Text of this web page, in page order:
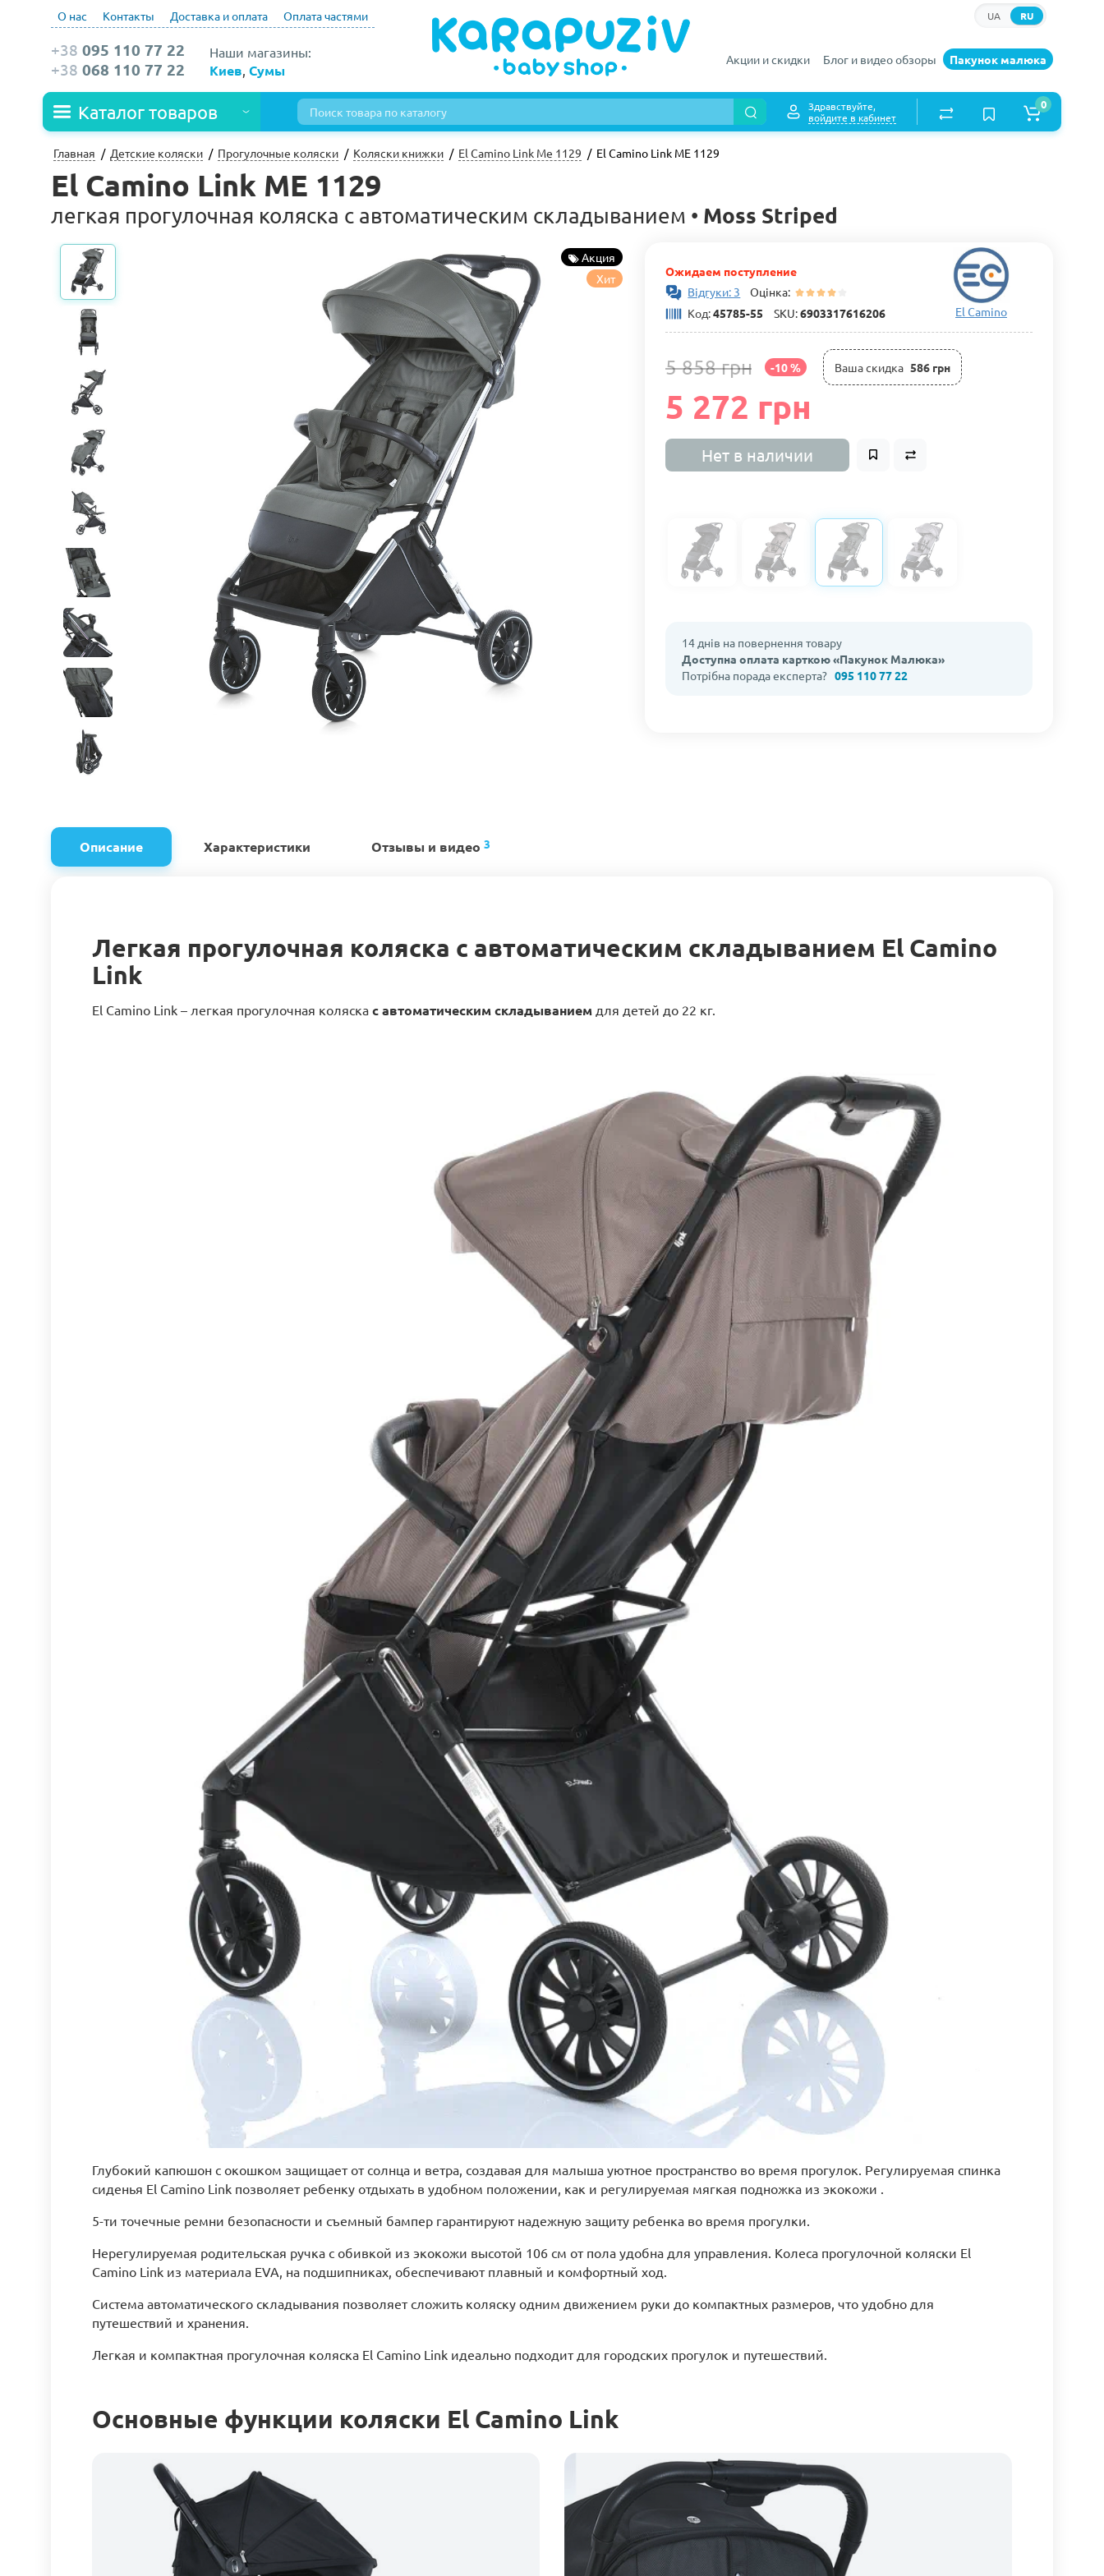
О нас Контакты Доставка и оплата Оплата частями RU
UA
Наши магазины:
Киев Сумы
+38 095 110 77 22
+38 068 110 77 22
Акции и скидки Блог и видео обзоры Пакунок малюка
Каталог товаров
Здравствуйте,
войдите в кабинет
0
Главная Детские коляски Прогулочные коляски Коляски книжки El Camino Link Me 1129 El Camino Link ME 1129
El Camino Link ME 1129
легкая прогулочная коляска с автоматическим складыванием • Moss Striped
Акция
Хит
Ожидаем поступление
Відгуки: 3 Оцінка:
Код:45785-55 SKU:6903317616206 El Camino
5 858 грн -10 % Ваша cкидка 586 грн
5 272 грн
Нет в наличии
14 днів на повернення товару
Доступна оплата карткою «Пакунок Малюка»
Потрібна порада експерта?095 110 77 22
Описание Характеристики Отзывы и видео 3
Легкая прогулочная коляска с автоматическим складыванием El Camino
Link
El Camino Link – легкая прогулочная коляска с автоматическим складыванием для детей до 22 кг.
Глубокий капюшон с окошком защищает от солнца и ветра, создавая для малыша уютное пространство во время прогулок. Регулируемая спинка
сиденья El Camino Link позволяет ребенку отдыхать в удобном положении, как и регулируемая мягкая подножка из экокожи .
5-ти точечные ремни безопасности и съемный бампер гарантируют надежную защиту ребенка во время прогулки.
Нерегулируемая родительская ручка с обивкой из экокожи высотой 106 см от пола удобна для управления. Колеса прогулочной коляски El
Camino Link из материала EVA, на подшипниках, обеспечивают плавный и комфортный ход.
Система автоматического складывания позволяет сложить коляску одним движением руки до компактных размеров, что удобно для
путешествий и хранения.
Легкая и компактная прогулочная коляска El Camino Link идеально подходит для городских прогулок и путешествий.
Основные функции коляски El Camino Link